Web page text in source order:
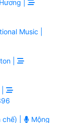
|
Music |
|
| Mộng